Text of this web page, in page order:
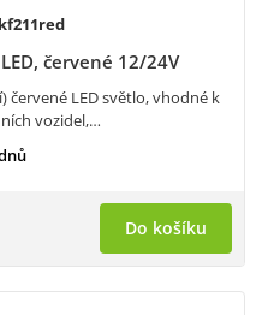
kf211red
červené 12/24V
červené LED světlo, vhodné k
vozidel,…
Do košíku